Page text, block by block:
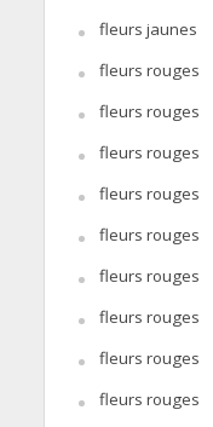
fleurs jaunes
fleurs rouges
fleurs rouges
fleurs rouges
fleurs rouges
fleurs rouges
fleurs rouges
fleurs rouges
fleurs rouges
fleurs rouges